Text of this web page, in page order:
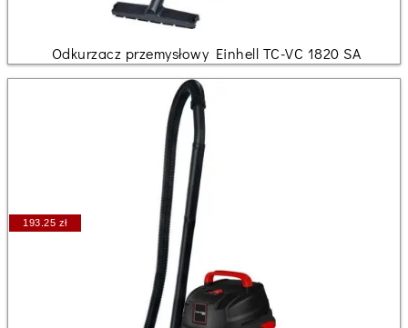
Odkurzacz przemysłowy Einhell TC-VC 1820 SA
193.25 zł